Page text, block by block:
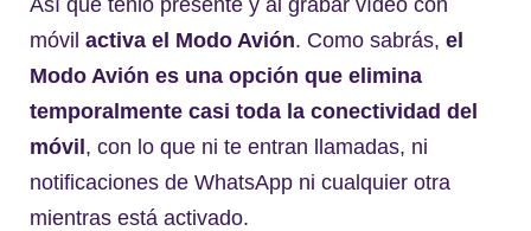
Así que tenlo presente y al grabar vídeo con
móvil activa el Modo Avión. Como sabrás, el
Modo Avión es una opción que elimina
temporalmente casi toda la conectividad del
móvil , con lo que ni te entran llamadas, ni
notificaciones de WhatsApp ni cualquier otra
mientras está activado.